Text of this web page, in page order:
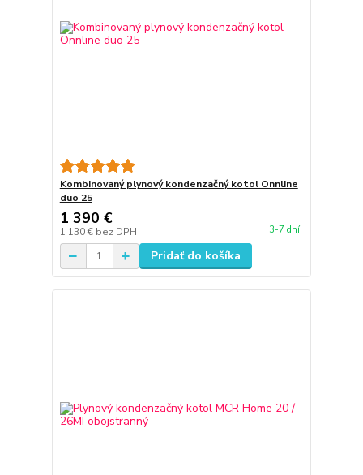
Kombinovaný plynový kondenzačný kotol Onnline
duo 25
1 390 €
1 130 € bez DPH 3-7 dní
Pridať do košíka